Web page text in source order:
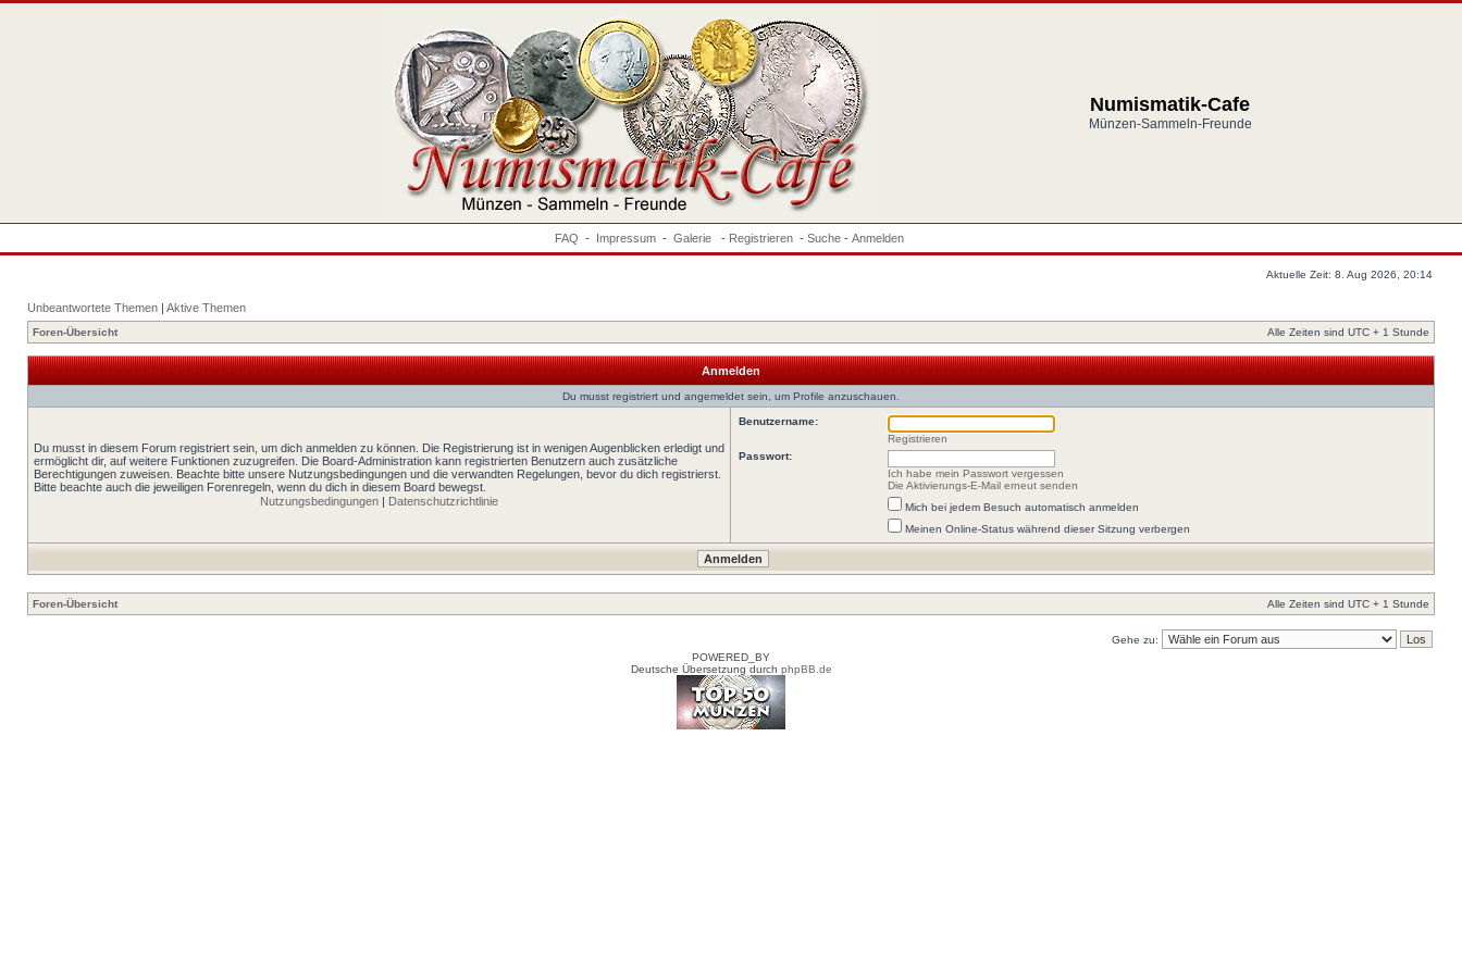
Numismatik-Cafe
Münzen-Sammeln-Freunde
FAQ - Impressum - Galerie - Registrieren - Suche - Anmelden
Aktuelle Zeit: 8. Aug 2026, 20:14
Unbeantwortete Themen | Aktive Themen
Foren-Übersicht Alle Zeiten sind UTC + 1 Stunde
Anmelden
Du musst registriert und angemeldet sein, um Profile anzuschauen.
Du musst in diesem Forum registriert sein, um dich anmelden zu können. Die Registrierung ist in wenigen Augenblicken erledigt und
ermöglicht dir, auf weitere Funktionen zuzugreifen. Die Board-Administration kann registrierten Benutzern auch zusätzliche
Berechtigungen zuweisen. Beachte bitte unsere Nutzungsbedingungen und die verwandten Regelungen, bevor du dich registrierst.
Bitte beachte auch die jeweiligen Forenregeln, wenn du dich in diesem Board bewegst.
Nutzungsbedingungen | Datenschutzrichtlinie
Benutzername:
Registrieren
Passwort:
Ich habe mein Passwort vergessen
Die Aktivierungs-E-Mail erneut senden
Mich bei jedem Besuch automatisch anmelden
Meinen Online-Status während dieser Sitzung verbergen
Foren-Übersicht Alle Zeiten sind UTC + 1 Stunde
Gehe zu:
POWERED_BY
Deutsche Übersetzung durch phpBB.de